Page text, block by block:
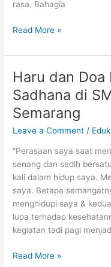
rasa. Bahagia
Ketika
Mengalirkan
Positif
Read More »
Haru dan
Sadhana di
Semarang
Leave a Comment /
“Perasaan saya saat
senang dan sedih
kali dalam hidup saya.
saya. Betapa
menghidupi saya &
lupa terhadap
kegiatan tadi pagi
Haru
Read More »